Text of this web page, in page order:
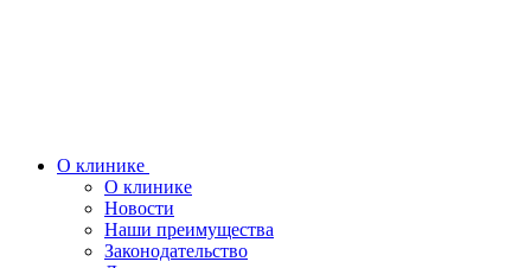
О клинике
О клинике
Новости
Наши преимущества
Законодательство